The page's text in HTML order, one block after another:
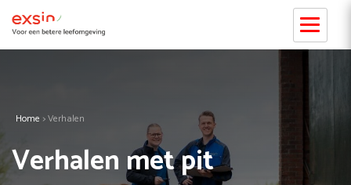
Home >Verhalen
Verhalen met pit